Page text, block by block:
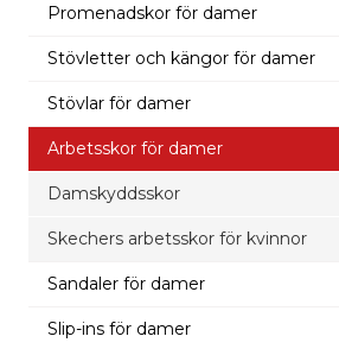
Promenadskor för damer
Stövletter och kängor för damer
Stövlar för damer
Arbetsskor för damer
Damskyddsskor
Skechers arbetsskor för kvinnor
Sandaler för damer
Slip-ins för damer